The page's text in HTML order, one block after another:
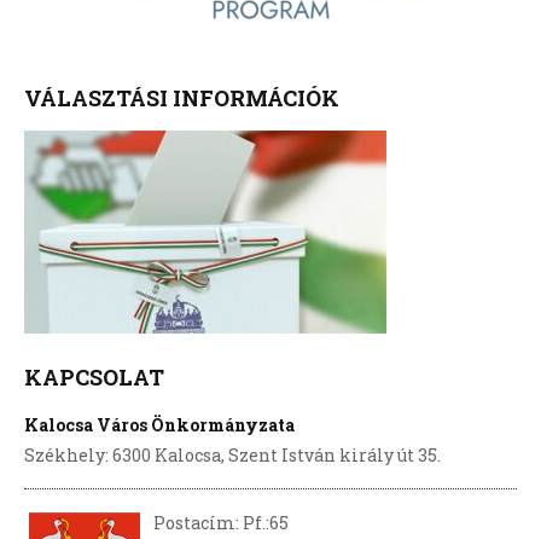
VÁLASZTÁSI INFORMÁCIÓK
KAPCSOLAT
Kalocsa Város Önkormányzata
Székhely: 6300 Kalocsa, Szent István király út 35.
Postacím: Pf.:65